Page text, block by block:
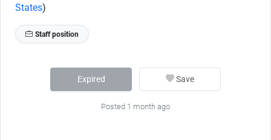
States)
Staff position
Expired Save
Posted 1 month ago